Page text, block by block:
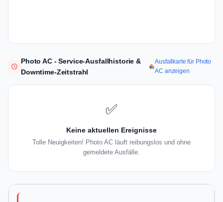
Photo AC - Service-Ausfallhistorie &
Downtime-Zeitstrahl
Ausfallkarte für Photo
AC anzeigen
✅
Keine aktuellen Ereignisse
Tolle Neuigkeiten! Photo AC läuft reibungslos und ohne
gemeldete Ausfälle.